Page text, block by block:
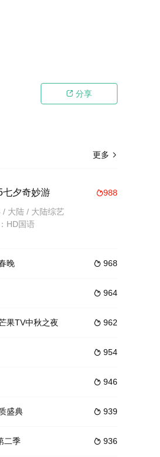
 分享
更多 
988
七夕奇妙游
/ 大陆 / 大陆综艺
HD国语
 968
晚
 964
 962
果TV中秋之夜
 954
 946
 939
盛典
 936
二季